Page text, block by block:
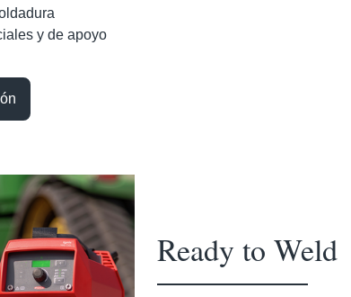
y de apoyo
Ready to Weld